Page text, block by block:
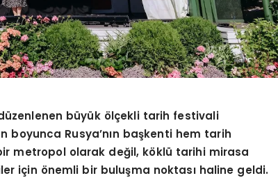
büyük ölçekli tarih festivali
boyunca Rusya’nın başkenti hem tarih
metropol olarak değil, köklü tarihi mirasa
için önemli bir buluşma noktası haline geldi.